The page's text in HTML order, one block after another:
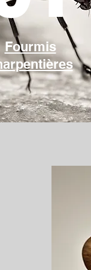
Fourmis